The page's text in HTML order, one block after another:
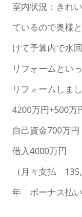
室内状況：きれ
ているので奥様
けて予算内で水
リフォームとい
リフォームしまし
4200万円+500万
自己資金700万円
借入4000万円
（月々支払
年 ボーナス払い